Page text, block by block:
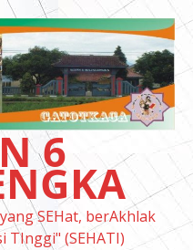
6
SEHat, berAkhlak
TInggi" (SEHATI)